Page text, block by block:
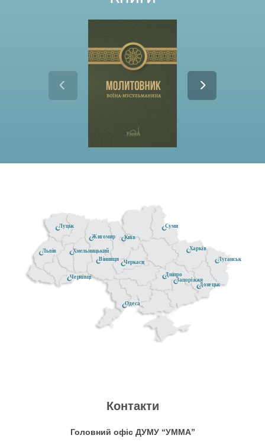
Донецьк
Житомир
Черкаси
Чернівці
Київ
Луганськ
Хмельницький
Луцьк
Дніпро
Одеса
Суми
Вінниця
Запоріжжя
Львів Харків
Контакти
Головний офіс ДУМУ “УММА”